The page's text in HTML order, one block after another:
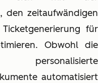
den zeitaufwändigen
für
Obwohl die
personalisierte
automatisiert